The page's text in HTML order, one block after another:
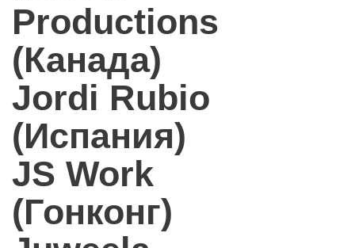
Productions
(Канада)
Jordi Rubio
(Испания)
JS Work
(Гонконг)